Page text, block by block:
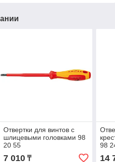
Отвертки для винтов с
шлицевыми головками 98
20 55
7 010₸
98
14